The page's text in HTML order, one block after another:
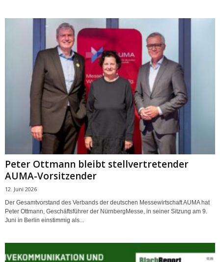
Peter Ottmann bleibt stellvertretender
AUMA-Vorsitzender
12. Juni 2026
Der Gesamtvorstand des Verbands der deutschen Messewirtschaft AUMA hat
Peter Ottmann, Geschäftsführer der NürnbergMesse, in seiner Sitzung am 9.
Juni in Berlin einstimmig als...